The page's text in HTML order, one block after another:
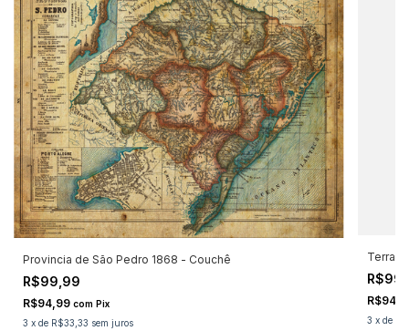
Provincia de São Pedro 1868 - Couchê
R$99,99
R$94,99 com Pix
3 x de R$33,33 sem juros
Terra
3 x de